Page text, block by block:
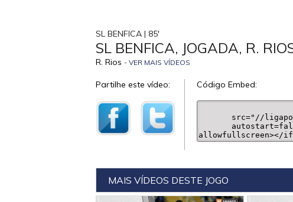
SL BENFICA | 85'
SL BENFICA, JOGADA, R.
R. Rios - VER MAIS VÍDEOS
Partilhe este vídeo: Código Embed:
MAIS VÍDEOS DESTE JOGO